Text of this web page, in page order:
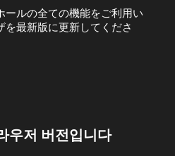
ールの全ての機能をご利用い
を最新版に更新してくださ
우저 버전입니다